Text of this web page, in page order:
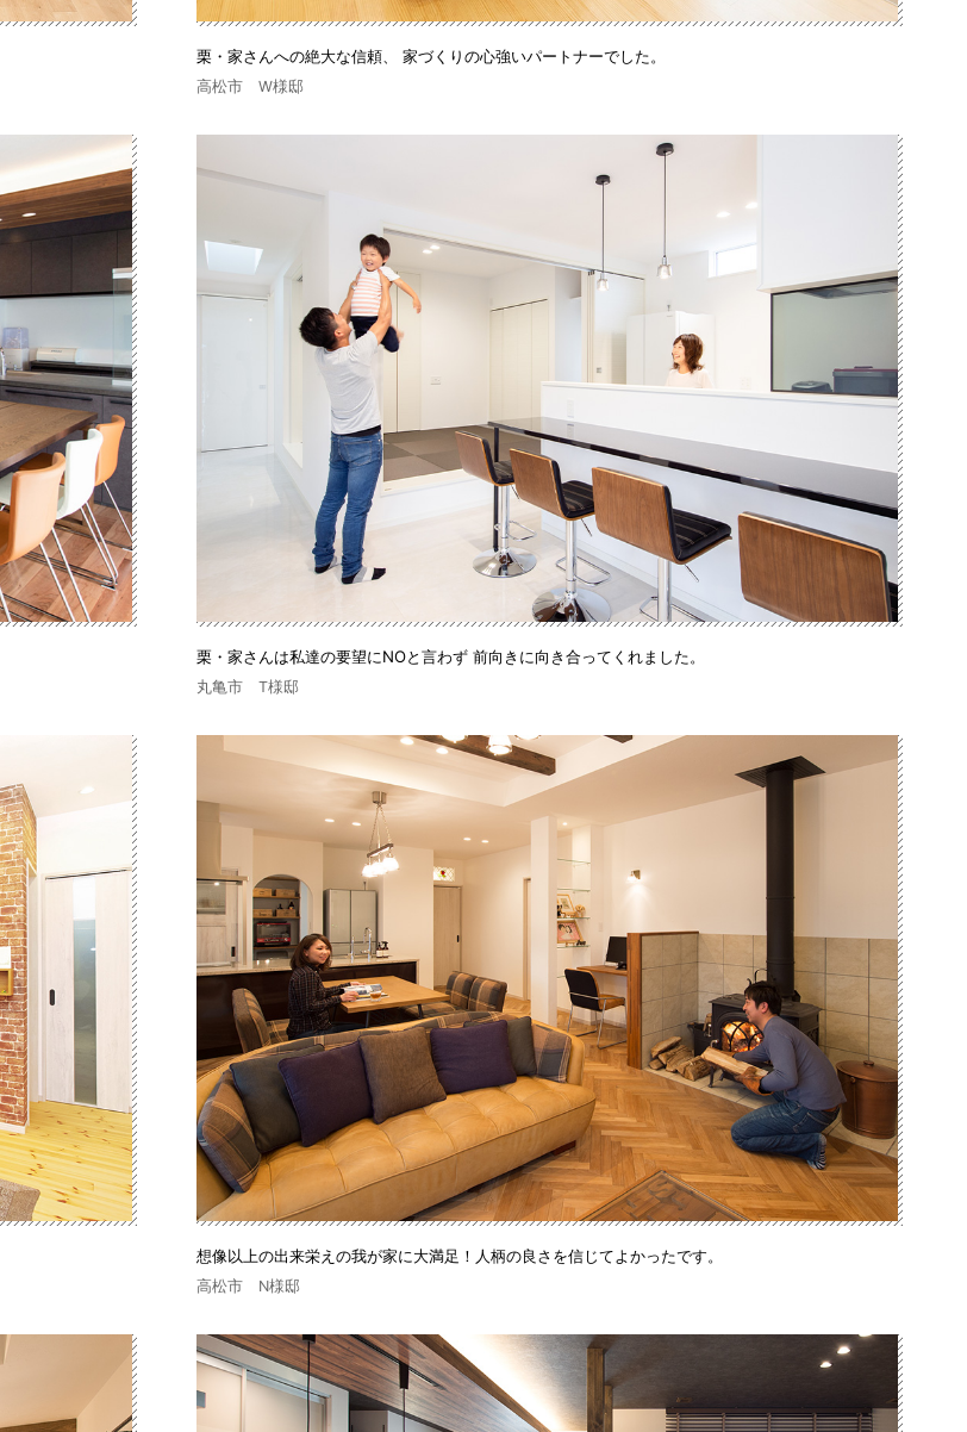
栗・家さんへの絶大な信頼、 家づくりの心強いパートナーでした。
高松市 W様邸
栗・家さんは私達の要望にNOと言わず 前向きに向き合ってくれました。
丸亀市 T様邸
想像以上の出来栄えの我が家に大満足！人柄の良さを信じてよかったです。
高松市 N様邸